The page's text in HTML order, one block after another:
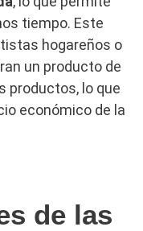
tiempo. Este
hogareños o
un producto de
productos, lo que
económico de la
de las